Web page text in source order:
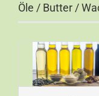
Öle / Butter /